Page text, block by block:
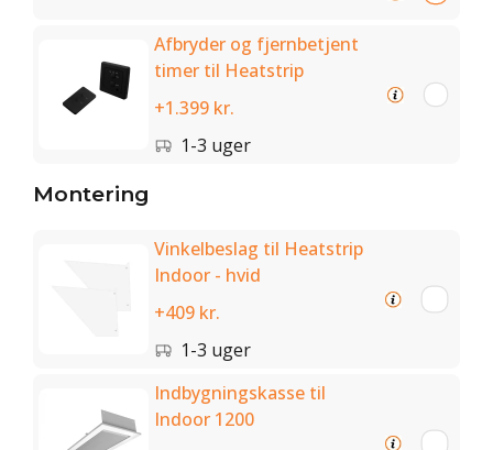
Afbryder og fjernbetjent
timer til Heatstrip
+1.399 kr.
1-3 uger
Montering
Vinkelbeslag til Heatstrip
Indoor - hvid
+409 kr.
1-3 uger
Indbygningskasse til
Indoor 1200